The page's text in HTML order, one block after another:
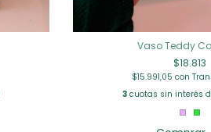
Vaso Teddy
$18.813
$15.991,05 con
3 cuotas sin interés